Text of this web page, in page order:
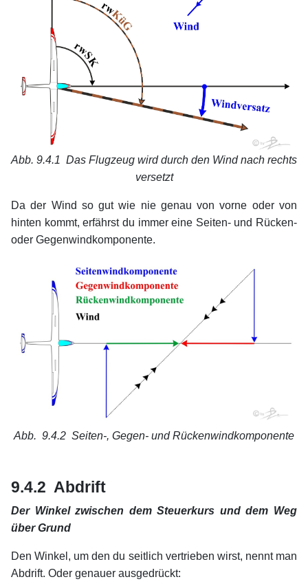
Abb. 9.4.1 Das Flugzeug wird durch den Wind nach rechts
versetzt
Da der Wind so gut wie nie genau von vorne oder von
hinten kommt, erfährst du immer eine Seiten- und Rücken-
oder Gegenwindkomponente.
Abb. 9.4.2 Seiten-, Gegen- und Rückenwindkomponente
9.4.2 Abdrift
Der Winkel zwischen dem Steuerkurs und dem Weg
über Grund
Den Winkel, um den du seitlich vertrieben wirst, nennt man
Abdrift. Oder genauer ausgedrückt: